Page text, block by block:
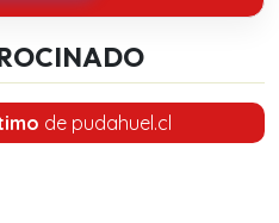
de pudahuel.cl